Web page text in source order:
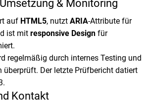
& Monitoring
auf HTML5, nutztARIA-Attribute für
ist mit responsive Design für
regelmäßig durch internes Testing und
überprüft. Der letzte Prüfbericht datiert
Kontakt